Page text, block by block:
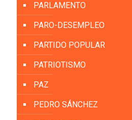
PARLAMENTO
PARO-DESEMPLEO
PARTIDO POPULAR
PATRIOTISMO
PAZ
PEDRO SÁNCHEZ